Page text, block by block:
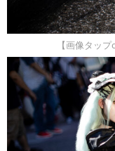
【画像タッ